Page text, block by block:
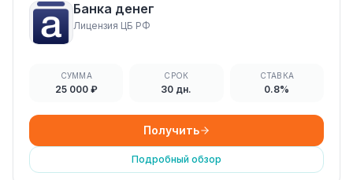
Банка денег
Лицензия ЦБ РФ
СУММА
25 000 ₽
СРОК
30 дн.
СТАВКА
0.8%
Получить
Подробный обзор